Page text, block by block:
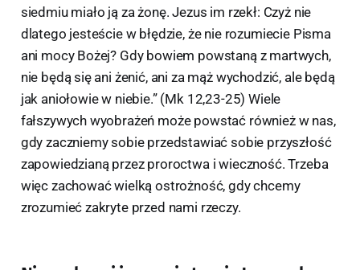
siedmiu miało ją za żonę. Jezus im rzekł: Czyż nie
dlatego jesteście w błędzie, że nie rozumiecie Pisma
ani mocy Bożej? Gdy bowiem powstaną z martwych,
nie będą się ani żenić, ani za mąż wychodzić, ale będą
jak aniołowie w niebie.” (Mk 12,23-25) Wiele
fałszywych wyobrażeń może powstać również w nas,
gdy zaczniemy sobie przedstawiać sobie przyszłość
zapowiedzianą przez proroctwa i wieczność. Trzeba
więc zachować wielką ostrożność, gdy chcemy
zrozumieć zakryte przed nami rzeczy.